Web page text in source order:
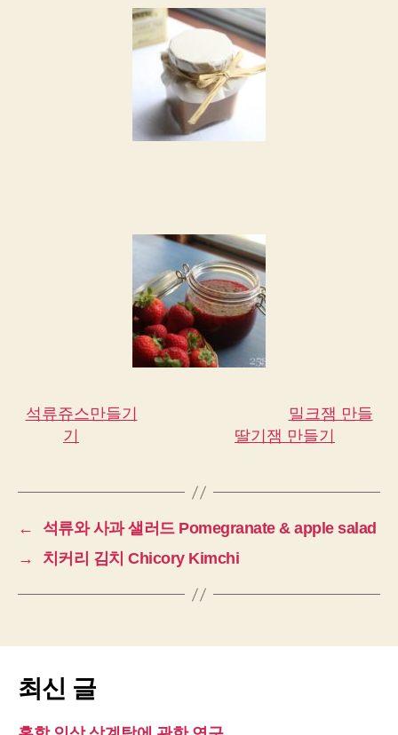
석류쥬스만들기
밀크잼 만들
기
딸기잼 만들기
←
석류와 사과 샐러드 Pomegranate & apple salad
→
치커리 김치 Chicory Kimchi
최신 글